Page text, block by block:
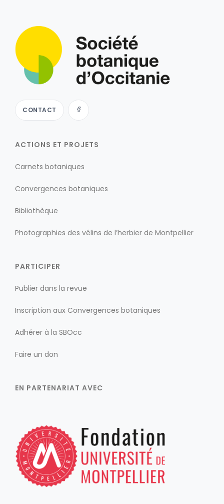
CONTACT
ACTIONS ET PROJETS
Carnets botaniques
Convergences botaniques
Bibliothèque
Photographies des vélins de l’herbier de Montpellier
PARTICIPER
Publier dans la revue
Inscription aux Convergences botaniques
Adhérer à la SBOcc
Faire un don
EN PARTENARIAT AVEC